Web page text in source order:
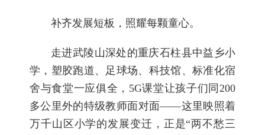
补齐发展短板，照耀每颗童心。
走进武陵山深处的重庆石柱县中益乡小
学，塑胶跑道、足球场、科技馆、标准化宿
舍与食堂一应俱全，5G课堂让孩子们同200
多公里外的特级教师面对面——这里映照着
万千山区小学的发展变迁，正是“两不愁三